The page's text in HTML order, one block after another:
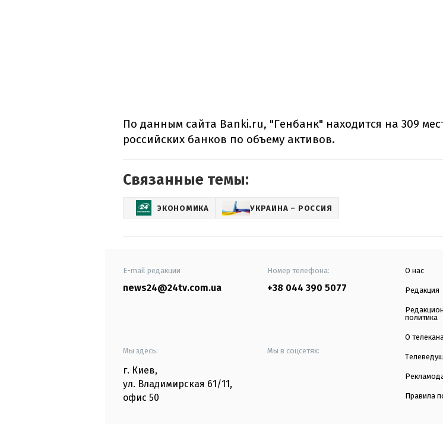
По данным сайта Banki.ru, "Генбанк" находится на 309
российских банков по объему активов.
Связанные темы:
ЭКОНОМИКА УКРАИНА – РОССИЯ
E-mail редакции
news24@24tv.com.ua
Номер телефона:
+38 044 390 5077
Мы здесь:
г. Киев,
ул. Владимирская 61/11,
офис 50
Мы в соцсетях:
О нас
Редакция
политика
О
Правила